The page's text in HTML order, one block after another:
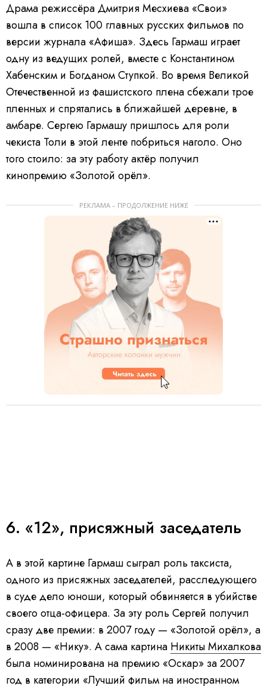
Драма режиссёра Дмитрия Месхиева «Свои»
вошла в список 100 главных русских фильмов по
версии журнала «Афиша». Здесь Гармаш играет
одну из ведущих ролей, вместе с Константином
Хабенским и Богданом Ступкой. Во время Великой
Отечественной из фашистского плена сбежали трое
пленных и спрятались в ближайшей деревне, в
амбаре. Сергею Гармашу пришлось для роли
чекиста Толи в этой ленте побриться наголо. Оно
того стоило: за эту работу актёр получил
кинопремию «Золотой орёл».
РЕКЛАМА – ПРОДОЛЖЕНИЕ НИЖЕ
6. «12», присяжный заседатель
А в этой картине Гармаш сыграл роль таксиста,
одного из присяжных заседателей, расследующего
в суде дело юноши, который обвиняется в убийстве
своего отца-офицера. За эту роль Сергей получил
сразу две премии: в 2007 году — «Золотой орёл», а
в 2008 — «Нику». А сама картина Никиты Михалкова
была номинирована на премию «Оскар» за 2007
год в категории «Лучший фильм на иностранном